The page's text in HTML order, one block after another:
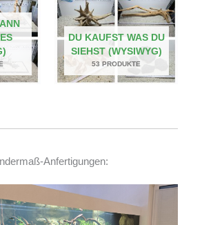
DU KAUFST WAS DU
SIEHST (WYSIWYG)
53 PRODUKTE
Anfertigungen: